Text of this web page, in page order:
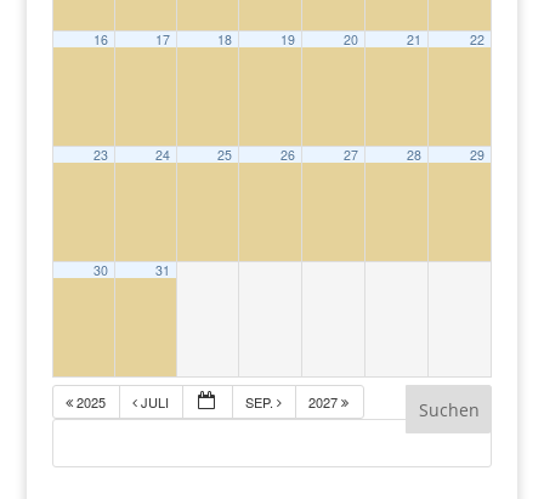
16 17 18 19 20 21 22
23 24 25 26 27 28 29
30 31
2025 JULI SEP. 2027